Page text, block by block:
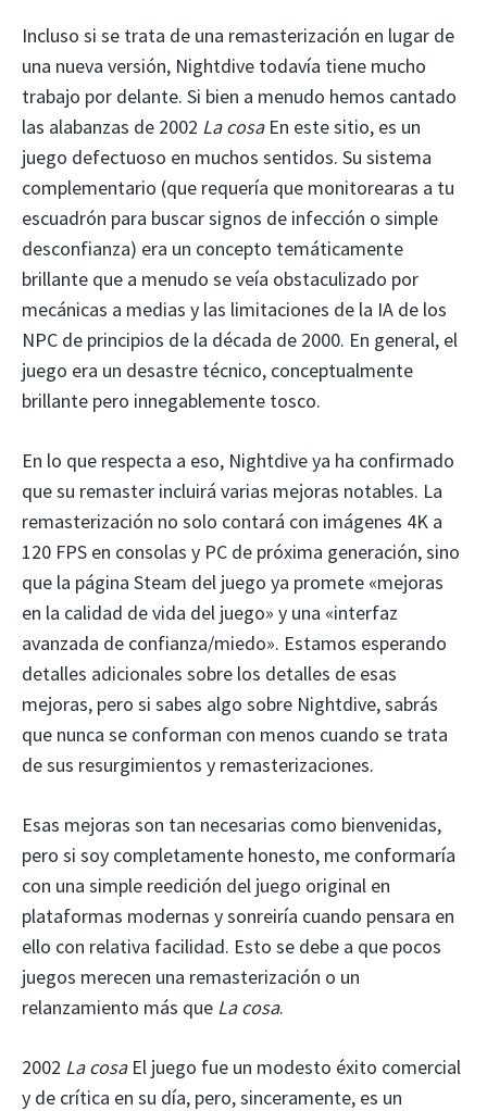
Incluso si se trata de una remasterización en lugar de
una nueva versión, Nightdive todavía tiene mucho
trabajo por delante. Si bien a menudo hemos cantado
las alabanzas de 2002 La cosaEn este sitio, es un
juego defectuoso en muchos sentidos. Su sistema
complementario (que requería que monitorearas a tu
escuadrón para buscar signos de infección o simple
desconfianza) era un concepto temáticamente
brillante que a menudo se veía obstaculizado por
mecánicas a medias y las limitaciones de la IA de los
NPC de principios de la década de 2000. En general, el
juego era un desastre técnico, conceptualmente
brillante pero innegablemente tosco.
En lo que respecta a eso, Nightdive ya ha confirmado
que su remaster incluirá varias mejoras notables. La
remasterización no solo contará con imágenes 4K a
120 FPS en consolas y PC de próxima generación, sino
que la página Steam del juego ya promete «mejoras
en la calidad de vida del juego» y una «interfaz
avanzada de confianza/miedo». Estamos esperando
detalles adicionales sobre los detalles de esas
mejoras, pero si sabes algo sobre Nightdive, sabrás
que nunca se conforman con menos cuando se trata
de sus resurgimientos y remasterizaciones.
Esas mejoras son tan necesarias como bienvenidas,
pero si soy completamente honesto, me conformaría
con una simple reedición del juego original en
plataformas modernas y sonreiría cuando pensara en
ello con relativa facilidad. Esto se debe a que pocos
juegos merecen una remasterización o un
relanzamiento más que La cosa.
2002 La cosaEl juego fue un modesto éxito comercial
y de crítica en su día, pero, sinceramente, es un